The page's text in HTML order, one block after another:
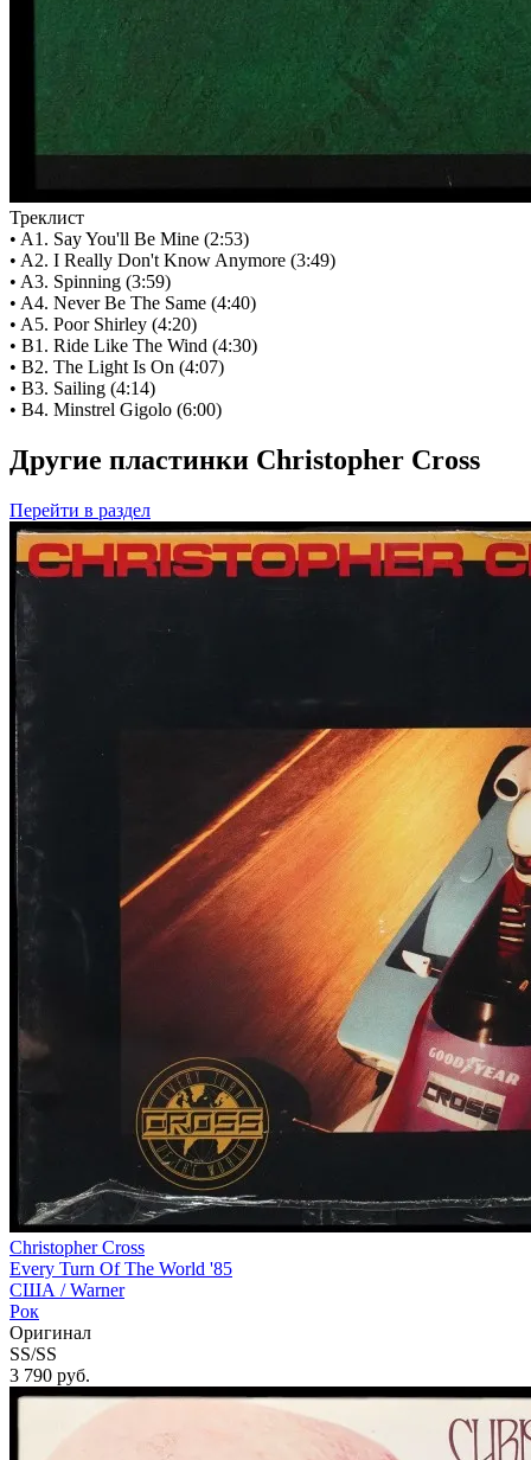
Треклист
• A1. Say You'll Be Mine (2:53)
• A2. I Really Don't Know Anymore (3:49)
• A3. Spinning (3:59)
• A4. Never Be The Same (4:40)
• A5. Poor Shirley (4:20)
• B1. Ride Like The Wind (4:30)
• B2. The Light Is On (4:07)
• B3. Sailing (4:14)
• B4. Minstrel Gigolo (6:00)
Другие пластинки Christopher Cross
Перейти в раздел
Christopher Cross
Every Turn Of The World '85
США /Warner
Рок
Оригинал
SS/SS
3 790 руб.